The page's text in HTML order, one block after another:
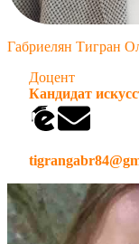
Габриелян Тигран
Доцент
Кандидат